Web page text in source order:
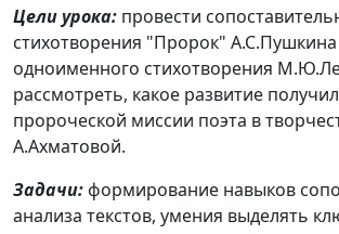
Цели урока: провести
стихотворения "Пророк"
одноименного стихотворения
рассмотреть, какое развитие
пророческой миссии поэта в
А.Ахматовой.
Задачи:формирование навыков
анализа текстов, умения выделять